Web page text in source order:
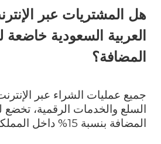
هل المشتريات عبر
العربية السعودية خاضعة
المضافة؟
جميع عمليات الشراء عبر
السلع والخدمات الرقمية، تخضع
المضافة بنسبة 15% داخل المملكة العربية السعودية.